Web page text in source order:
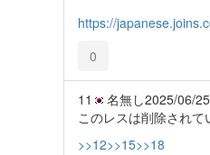
https://
0
11 名無し2025/06/
このレスは削除されて
>>12>>15>>18